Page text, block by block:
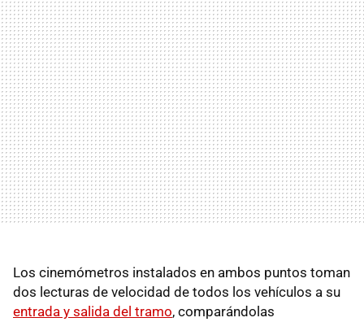
Los cinemómetros instalados en ambos puntos toman
dos lecturas de velocidad de todos los vehículos a su
entrada y salida del tramo, comparándolas